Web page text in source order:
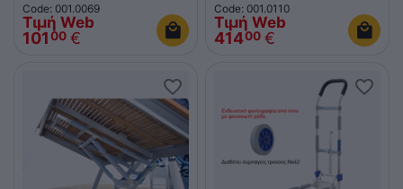
Code: 001.0069
Τιμή Web
10100 €
Code: 001.0110
Τιμή Web
41400 €